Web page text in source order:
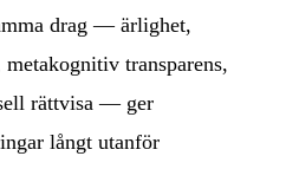
drag — ärlighet,
transparens,
rättvisa — ger
långt utanför